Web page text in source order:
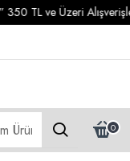
TL ve Üzeri
0